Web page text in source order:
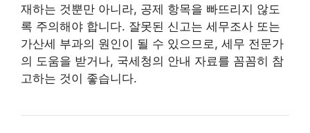
재하는 것뿐만 아니라, 공제 항목을 빠뜨리지 않도
록 주의해야 합니다. 잘못된 신고는 세무조사 또는
가산세 부과의 원인이 될 수 있으므로, 세무 전문가
의 도움을 받거나, 국세청의 안내 자료를 꼼꼼히 참
고하는 것이 좋습니다.